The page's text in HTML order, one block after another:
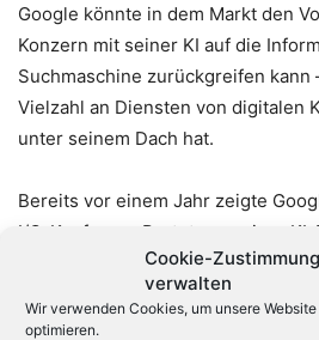
Cookie-Zustimmung
verwalten
Wir verwenden Cookies, um unsere
optimieren.
Google könnte in dem Markt den
Konzern mit seiner KI auf die
Suchmaschine zurückgreifen kann
Vielzahl an Diensten von digitalen
unter seinem Dach hat.
Bereits vor einem Jahr zeigte
I/O-Konferenz Prototypen einer KI-
Display, auf dem auch visuelle
Übersetzungen oder Routen-
werden können. Diesmal gab es